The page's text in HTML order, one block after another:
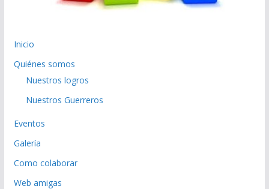
Inicio
Quiénes somos
Nuestros logros
Nuestros Guerreros
Eventos
Galería
Como colaborar
Web amigas